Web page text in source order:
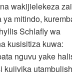
wakijielekeza
mitindo,
Schlafly wa
kusisitiza kuwa:
nguvu yake
kujivika